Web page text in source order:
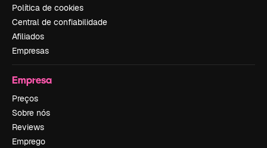
Política de cookies
Central de confiabilidade
Afiliados
Empresas
Empresa
Preços
Sobre nós
Reviews
Emprego